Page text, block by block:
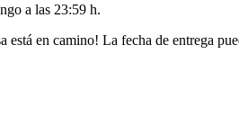
a las 23:59 h.
en camino! La fecha de entrega